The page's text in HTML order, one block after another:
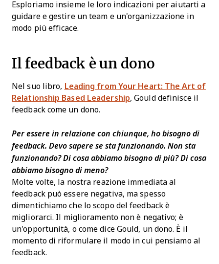
Esploriamo insieme le loro indicazioni per aiutarti a
guidare e gestire un team e un'organizzazione in
modo più efficace.
Il feedback è un dono
Nel suo libro, Leading from Your Heart: The Art of
Relationship Based Leadership, Gould definisce il
feedback come un dono.
Per essere in relazione con chiunque, ho bisogno di
feedback. Devo sapere se sta funzionando. Non sta
funzionando? Di cosa abbiamo bisogno di più? Di cosa
abbiamo bisogno di meno?
Molte volte, la nostra reazione immediata al
feedback può essere negativa, ma spesso
dimentichiamo che lo scopo del feedback è
migliorarci. Il miglioramento non è negativo; è
un'opportunità, o come dice Gould, un dono. È il
momento di riformulare il modo in cui pensiamo al
feedback.